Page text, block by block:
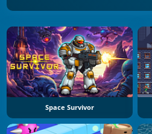
Space Survivor